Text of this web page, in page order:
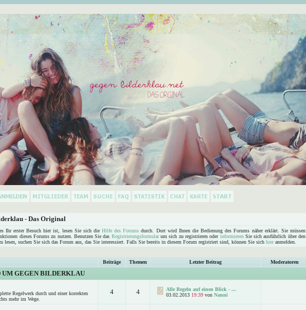
- Das Original
Ihr erster Besuch hier ist, lesen Sie sich dieHilfe des Forums durch. Dort wird Ihnen die Bedienung des Forums näher erklärt. Sie müssen
dieses Forums zu nutzen. Benutzen Sie das Registrierungsformularum sich zu registrieren oder informierenSie sich ausführlich über den
lesen, suchen Sie sich das Forum aus, das Sie interessiert. Falls Sie bereits in diesem Forum registriert sind, können Sie sich hieranmelden.
Beiträge Themen Letzter Beitrag Moderatoren
GEGEN BILDERKLAU
Regelwerk durch und einer korrekten
mehr im Wege.
4 4
Alle Regeln auf einen Blick - ...
03.02.2013 19:39 von Nanni